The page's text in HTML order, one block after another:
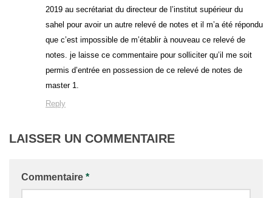
2019 au secrétariat du directeur de l’institut supérieur du
sahel pour avoir un autre relevé de notes et il m’a été répondu
que c’est impossible de m’établir à nouveau ce relevé de
notes. je laisse ce commentaire pour solliciter qu’il me soit
permis d’entrée en possession de ce relevé de notes de
master 1.
Reply
LAISSER UN COMMENTAIRE
Commentaire *